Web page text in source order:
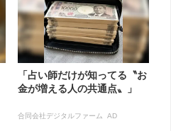
「占い師だけが知ってる〝お
金が増える人の共通点〟」
合同会社デジタルファーム AD